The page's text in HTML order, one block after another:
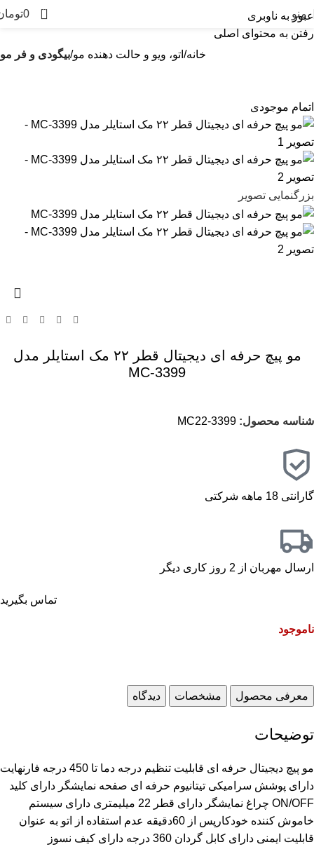
عبور به ناوبری
رفتن به محتوای اصلی
منو 0
0
خانه اتو، ویو و حالت دهنده مو بیگودی و فر مو
اتمام موجودی
بزرگنمایی تصویر
مو پیچ حرفه ای دیجیتال قطر ۲۲ مک استایلر مدل
3399-MC
شناسه محصول: 3399-MC22
گارانتی 18 ماهه شرکتی
ارسال مهربان از 2 روز کاری دیگر
تماس بگیرید
ناموجود
معرفی محصول مشخصات دیدگاه
توضیحات
مو پیچ دیجیتال حرفه ای قابلیت تنظیم درجه دما تا 450 درجه فارنهایت
دارای پوشش سرامیکی تیتانیوم حرفه ای صفحه نمایشگر دارای کلید
ON/OFF چراغ نمایشگر دارای قطر 22 میلیمتری دارای سیستم
خاموش کننده خودکارپس از 60دقیقه عدم استفاده از اتو به عنوان
قابلیت ایمنی دارای کابل گردان 360 درجه دارای کیف نسوز